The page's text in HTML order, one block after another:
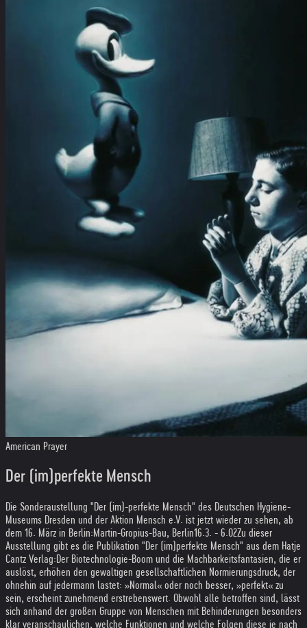
American Prayer
Der (im)perfekte Mensch
Die Sonderaustellung "Der (im)-perfekte Mensch" des Deutschen Hygiene-
Museums Dresden und der Aktion Mensch e.V. ist jetzt wieder zu sehen, ab
dem 16. März in Berlin:Martin-Gropius-Bau, Berlin16.3. - 6.02Zu dieser
Ausstellung gibt es die Publikation "Der (im)perfekte Mensch" aus dem Hatje
Cantz Verlag:Der Biotechnologie-Boom und die Machbarkeitsfantasien, die er
auslöst, erhöhen den gewaltigen gesellschaftlichen Normierungsdruck, der
ohnehin auf jedermann lastet: »Normal« oder noch besser, »perfekt« zu
sein, erscheint zunehmend erstrebenswert. Obwohl alle betroffen sind, lässt
sich anhand der großen Gruppe von Menschen mit Behinderungen besonders
klar veranschaulichen, welche Funktionen und welche Folgen diese je nach